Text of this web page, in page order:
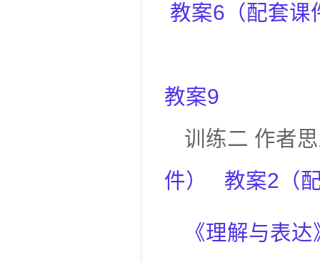
教案6 （配套课
教案9
训练二 作者
件） 教案2 （
《理解与表